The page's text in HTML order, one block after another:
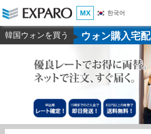
MX 한국어
韓国ウォンを買う ▶ウォン購入宅配